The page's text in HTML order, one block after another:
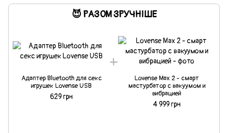
😈 РАЗОМ ЗРУЧНІШЕ
Адаптер Bluetooth для секс
игрушек Lovense USB
629 грн
Lovense Max 2 - смарт
мастурбатор с вакуумом и
вибрацией
4 999 грн